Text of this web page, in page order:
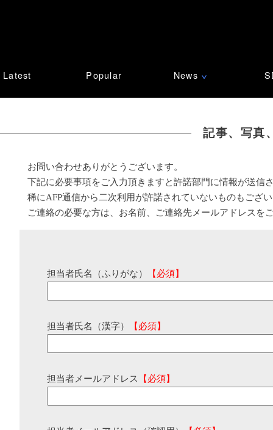
Latest Popular News ∨
記事、写真
お問い合わせありがとうございます。
下記に必要事項をご入力頂きますと許諾部門に情報が送信
稀にAFP通信から二次利用が許諾されていないものもござ
ご連絡の必要な方は、お名前、ご連絡先メールアドレスを
担当者氏名（ふりがな） 【必須】
担当者氏名（漢字） 【必須】
担当者メールアドレス 【必須】